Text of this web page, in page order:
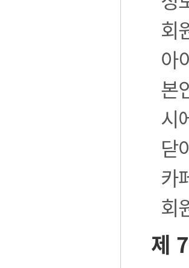
회
아
본
시
닫
카
회
제